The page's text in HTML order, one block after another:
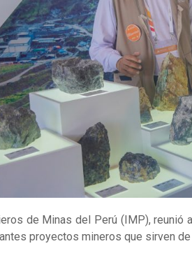
de Minas del Perú (IMP),
proyectos mineros que sirven